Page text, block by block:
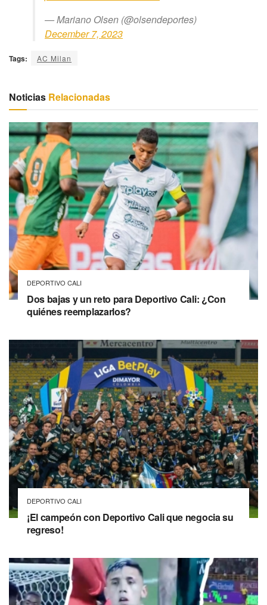
— Mariano Olsen (@olsendeportes)
December 7, 2023
Tags: AC Milan
Noticias Relacionadas
DEPORTIVO CALI
Dos bajas y un reto para Deportivo Cali: ¿Con
quiénes reemplazarlos?
DEPORTIVO CALI
¡El campeón con Deportivo Cali que negocia su
regreso!